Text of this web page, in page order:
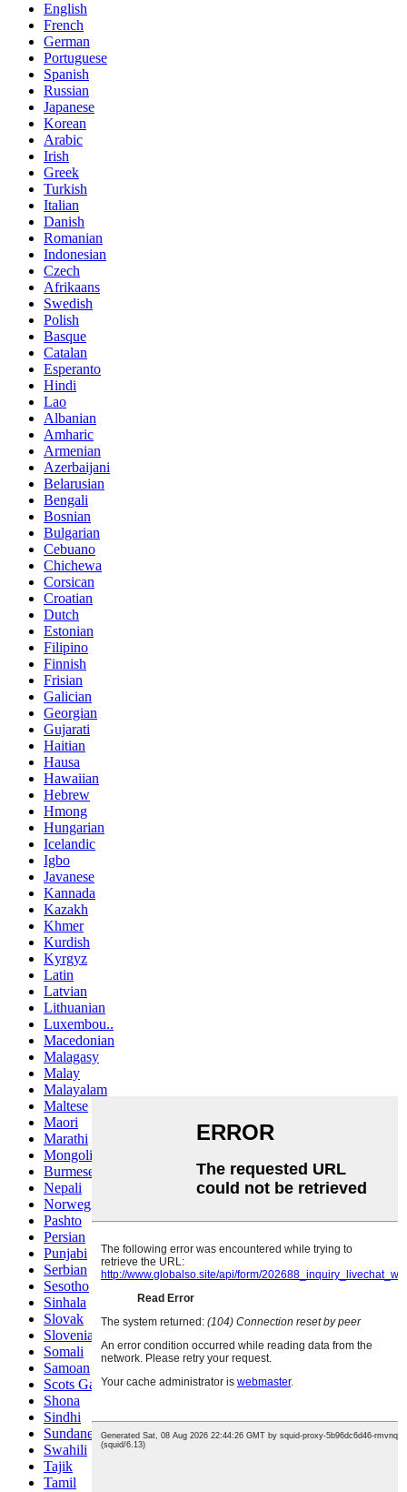
English
French
German
Portuguese
Spanish
Russian
Japanese
Korean
Arabic
Irish
Greek
Turkish
Italian
Danish
Romanian
Indonesian
Czech
Afrikaans
Swedish
Polish
Basque
Catalan
Esperanto
Hindi
Lao
Albanian
Amharic
Armenian
Azerbaijani
Belarusian
Bengali
Bosnian
Bulgarian
Cebuano
Chichewa
Corsican
Croatian
Dutch
Estonian
Filipino
Finnish
Frisian
Galician
Georgian
Gujarati
Haitian
Hausa
Hawaiian
Hebrew
Hmong
Hungarian
Icelandic
Igbo
Javanese
Kannada
Kazakh
Khmer
Kurdish
Kyrgyz
Latin
Latvian
Lithuanian
Luxembou..
Macedonian
Malagasy
Malay
Malayalam
Maltese
Maori
Marathi
Mongolian
Burmese
Nepali
Norwegian
Pashto
Persian
Punjabi
Serbian
Sesotho
Sinhala
Slovak
Slovenian
Somali
Samoan
Scots Gaelic
Shona
Sindhi
Sundanese
Swahili
Tajik
Tamil